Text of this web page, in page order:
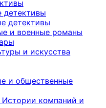
детективы
детективы
и военные романы
и искусства
и общественные
компаний и